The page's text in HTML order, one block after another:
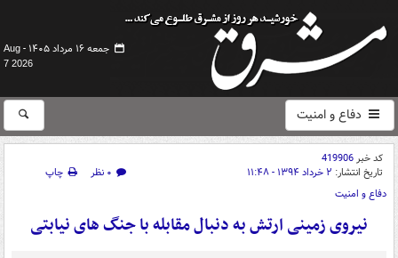
جمعه ۱۶ مرداد ۱۴۰۵ -
Aug
7 2026
دفاع و امنیت
کد خبر419906
تاریخ انتشار: ۲ خرداد ۱۳۹۴ - ۱۱:۴۸ ۰ نظر
چاپ
دفاع و امنیت
نیروی زمینی ارتش به دنبال مقابله با جنگ های نیابتی